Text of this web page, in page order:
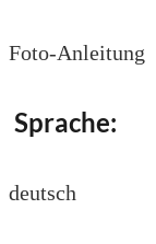
Foto-Anleitung
Sprache:
deutsch